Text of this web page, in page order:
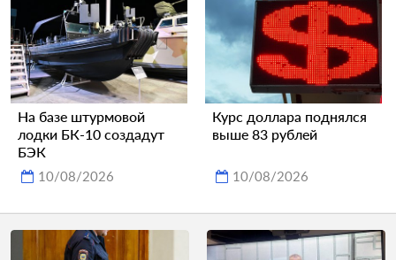
На базе штурмовой
лодки БК-10 создадут
БЭК
10/08/2026
Курс доллара поднялся
выше 83 рублей
10/08/2026